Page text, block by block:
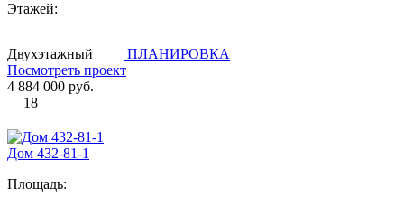
Этажей:
Двухэтажный
ПЛАНИРОВКА
Посмотреть проект
4 884 000 руб.
18
Дом 432-81-1
Площадь: